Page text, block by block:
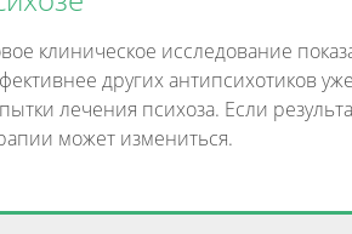
клиническое исследование
других антипсихотиков
лечения психоза. Если
может измениться.